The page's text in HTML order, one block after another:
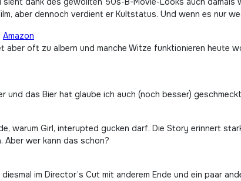
aber dennoch verdient er Kultstatus. Und wenn es nur
Amazon
aber oft zu albern und manche Witze funktionieren heute
und das Bier hat glaube ich auch (noch besser)
warum Girl, interupted gucken darf. Die Story erinnert
Aber wer kann das schon?
im Director’s Cut mit anderem Ende und ein paar